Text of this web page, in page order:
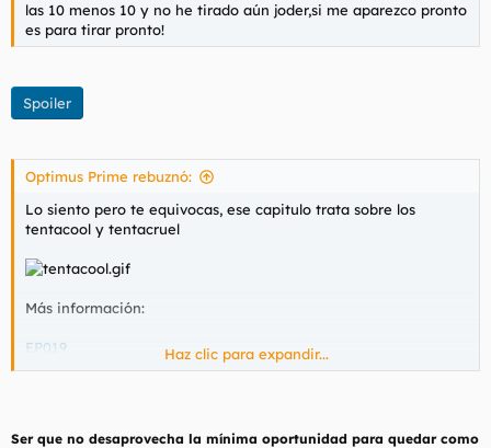
las 10 menos 10 y no he tirado aún joder,si me aparezco pronto
es para tirar pronto!
Spoiler
Optimus Prime rebuznó:
Lo siento pero te equivocas, ese capitulo trata sobre los
tentacool y tentacruel
Más información:
EP019 Haz clic para expandir...
Ser que no desaprovecha la mínima oportunidad para quedar como